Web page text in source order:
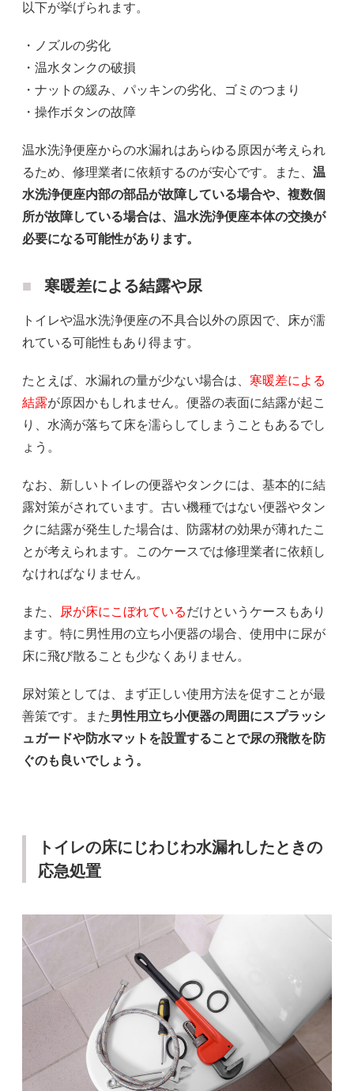
以下が挙げられます。
・ノズルの劣化
・温水タンクの破損
・ナットの緩み、パッキンの劣化、ゴミのつまり
・操作ボタンの故障
温水洗浄便座からの水漏れはあらゆる原因が考えられ
るため、修理業者に依頼するのが安心です。また、 温
水洗浄便座内部の部品が故障している場合や、複数個
所が故障している場合は、温水洗浄便座本体の交換が
必要になる可能性があります。
寒暖差による結露や尿
トイレや温水洗浄便座の不具合以外の原因で、床が濡
れている可能性もあり得ます。
たとえば、水漏れの量が少ない場合は、 寒暖差による
結露が原因かもしれません。便器の表面に結露が起こ
り、水滴が落ちて床を濡らしてしまうこともあるでし
ょう。
なお、新しいトイレの便器やタンクには、基本的に結
露対策がされています。古い機種ではない便器やタン
クに結露が発生した場合は、防露材の効果が薄れたこ
とが考えられます。このケースでは修理業者に依頼し
なければなりません。
また、 尿が床にこぼれているだけというケースもあり
ます。特に男性用の立ち小便器の場合、使用中に尿が
床に飛び散ることも少なくありません。
尿対策としては、まず正しい使用方法を促すことが最
善策です。また男性用立ち小便器の周囲にスプラッシ
ュガードや防水マットを設置することで尿の飛散を防
ぐのも良いでしょう。
トイレの床にじわじわ水漏れしたときの
応急処置